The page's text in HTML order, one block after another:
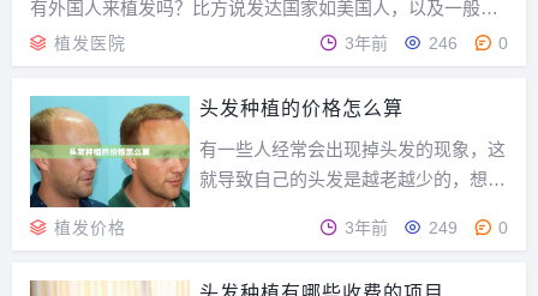
有外国人来植发吗？比方说发达国家如美国人，以及一般国
家如乌克兰人印度人？说来这是一个反映国内植发医院的国
际化的问题，国际化可以有很多方面，患者来源的国际化是
更容易考量的一个因素。你的患者不止是国内发友，而...
植发医院 3年前 246 0
头发种植的价格怎么算
有一些人经常会出现掉头发的现象，这
就导致自己的头发是越老越少的，想要
下应该怎么办呢？当然想到的是种头
植发价格 3年前 249 0